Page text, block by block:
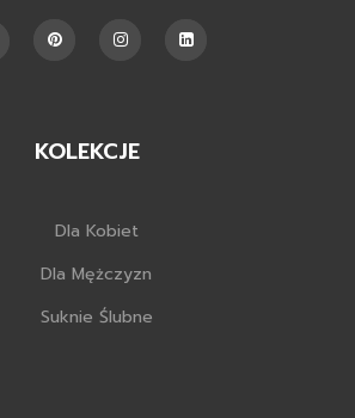
KOLEKCJE
Dla Kobiet
Dla Mężczyzn
Suknie Ślubne